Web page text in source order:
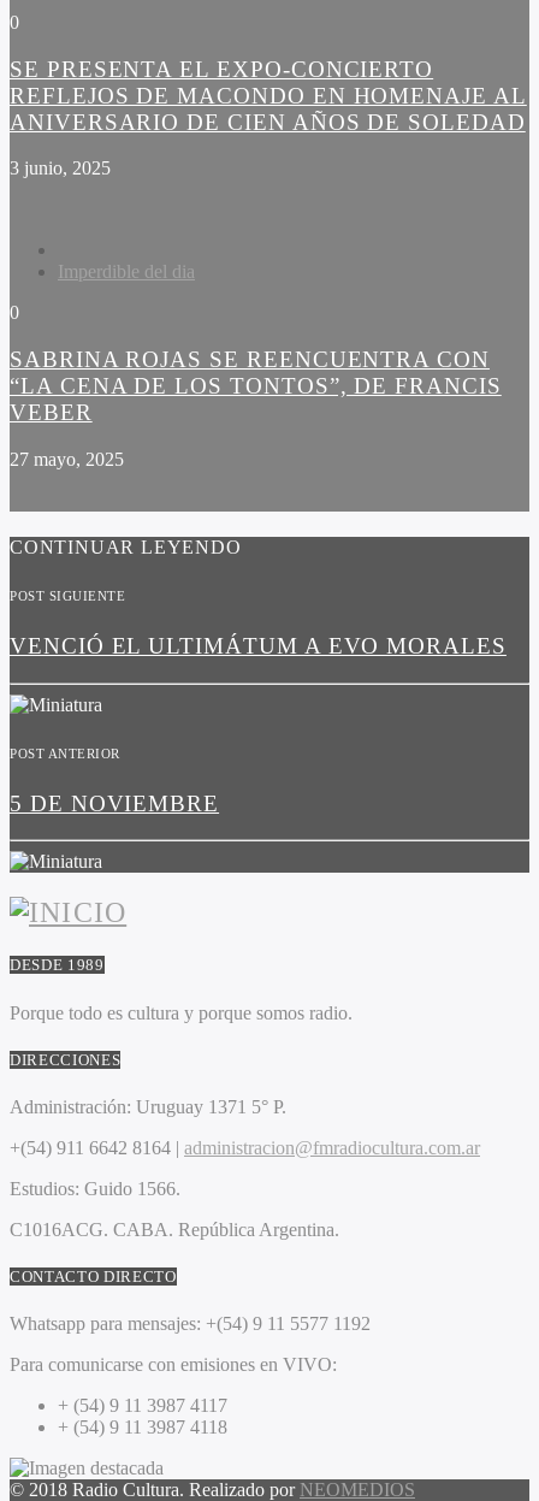
0
SE PRESENTA EL EXPO-CONCIERTO
REFLEJOS DE MACONDO EN HOMENAJE AL
ANIVERSARIO DE CIEN AÑOS DE SOLEDAD
3 junio, 2025
Imperdible del dia
0
SABRINA ROJAS SE REENCUENTRA CON
“LA CENA DE LOS TONTOS”, DE FRANCIS
VEBER
27 mayo, 2025
CONTINUAR LEYENDO
POST SIGUIENTE
VENCIÓ EL ULTIMÁTUM A EVO MORALES
POST ANTERIOR
5 DE NOVIEMBRE
DESDE 1989
Porque todo es cultura y porque somos radio.
DIRECCIONES
Administración: Uruguay 1371 5° P.
+(54) 911 6642 8164 | administracion@fmradiocultura.com.ar
Estudios: Guido 1566.
C1016ACG. CABA. República Argentina.
CONTACTO DIRECTO
Whatsapp para mensajes: +(54) 9 11 5577 1192
Para comunicarse con emisiones en VIVO:
+ (54) 9 11 3987 4117
+ (54) 9 11 3987 4118
© 2018 Radio Cultura. Realizado por NEOMEDIOS